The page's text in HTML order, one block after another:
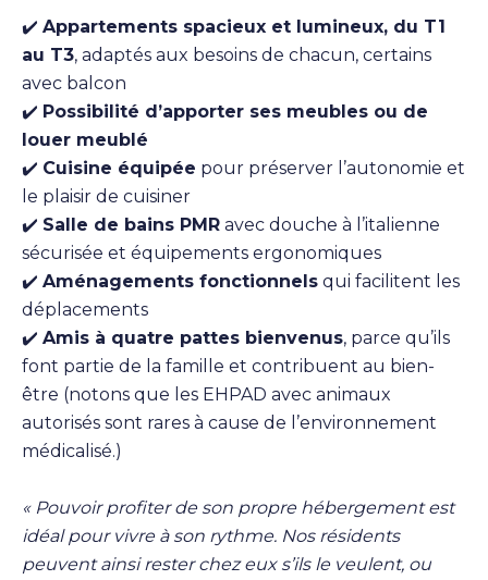
✔️ Appartements spacieux et lumineux, du T1
au T3, adaptés aux besoins de chacun, certains
avec balcon
✔️ Possibilité d’apporter ses meubles ou de
louer meublé
✔️ Cuisine équipée pour préserver l’autonomie et
le plaisir de cuisiner
✔️ Salle de bains PMR avec douche à l’italienne
sécurisée et équipements ergonomiques
✔️ Aménagements fonctionnels qui facilitent les
déplacements
✔️ Amis à quatre pattes bienvenus, parce qu’ils
font partie de la famille et contribuent au bien-
être (notons que les EHPAD avec animaux
autorisés sont rares à cause de l’environnement
médicalisé.)
« Pouvoir profiter de son propre hébergement est
idéal pour vivre à son rythme. Nos résidents
peuvent ainsi rester chez eux s’ils le veulent, ou